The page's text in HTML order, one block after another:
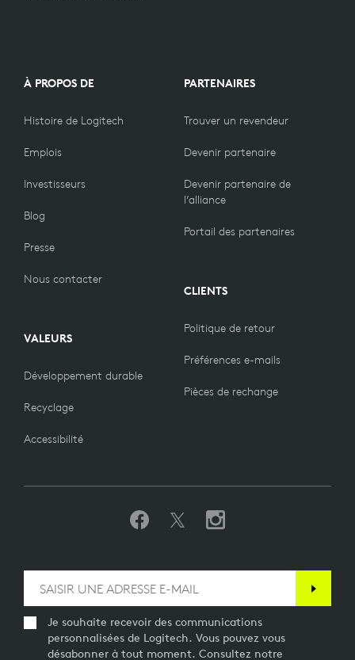
À PROPOS DE
Histoire de Logitech
Emplois
Investisseurs
Blog
Presse
Nous contacter
VALEURS
Développement durable
Recyclage
Accessibilité
PARTENAIRES
Trouver un revendeur
Devenir partenaire
Devenir partenaire de
l’alliance
Portail des partenaires
CLIENTS
Politique de retour
Préférences e-mails
Pièces de rechange
Je souhaite recevoir des communications
personnalisées de Logitech. Vous pouvez vous
désabonner à tout moment. Consultez notre